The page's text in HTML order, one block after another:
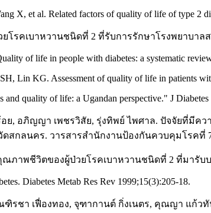
X, et al. Related factors of quality of life of type 2
คเบาหวานชนิดที่ 2 ที่รับการรักษาโรงพยาบาลสบ
of life in people with diabetes: a systematic
Lin KG. Assessment of quality of life in patients
quality of life: a Ugandan perspective." J Diabetes
, อภิญญา เพชรวิสัย, รุ่งทิพย์ ไพศาล. ปัจจัยที่มีค
ดสกลนคร. วารสารสำนักงานป้องกันควบคุมโรคที่ 7
าพชีวิตของผู้ป่วยโรคเบาหวานชนิดที่ 2 ที่มารับบ
Diabetes Metab Res Rev 1999;15(3):205-18.
รชา เฟื่องทอง, จุฑากานต์ กิ่งเนตร, คุณญา แก้